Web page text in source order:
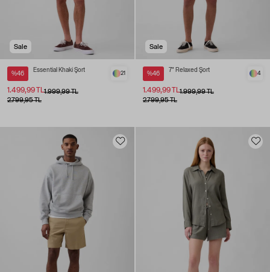
Sale
%46
Essential Khaki Şort
1.999,99 TL
1.499,99 TL
21
2.799,95 TL
Sale
%46
7" Relaxed Şort
1.999,99 TL
1.499,99 TL
4
2.799,95 TL